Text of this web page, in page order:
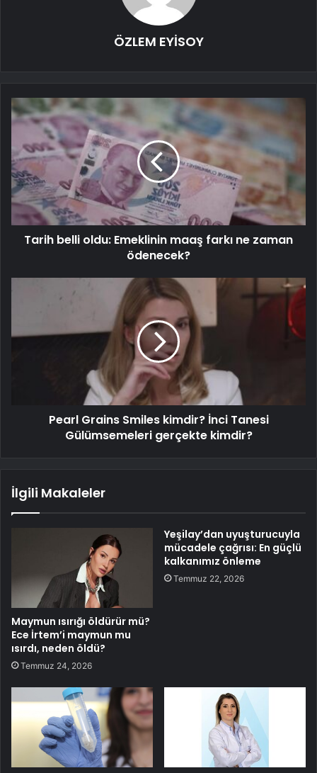
ÖZLEM EYİSOY
Tarih belli oldu: Emeklinin maaş farkı ne zaman
ödenecek?
Pearl Grains Smiles kimdir? İnci Tanesi
Gülümsemeleri gerçekte kimdir?
İlgili Makaleler
Maymun ısırığı öldürür mü?
Ece İrtem’i maymun mu
ısırdı, neden öldü?
Temmuz 24, 2026
Yeşilay’dan uyuşturucuyla
mücadele çağrısı: En güçlü
kalkanımız önleme
Temmuz 22, 2026